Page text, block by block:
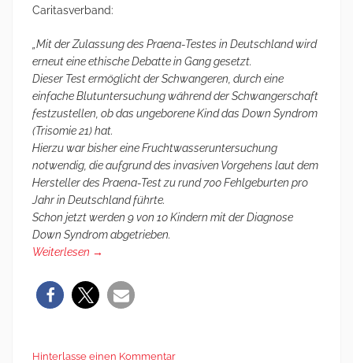
Caritasverband:
„Mit der Zulassung des Praena-Testes in Deutschland wird
erneut eine ethische Debatte in Gang gesetzt.
Dieser Test ermöglicht der Schwangeren, durch eine
einfache Blutuntersuchung während der Schwangerschaft
festzustellen, ob das ungeborene Kind das Down Syndrom
(Trisomie 21) hat.
Hierzu war bisher eine Fruchtwasseruntersuchung
notwendig, die aufgrund des invasiven Vorgehens laut dem
Hersteller des Praena-Test zu rund 700 Fehlgeburten pro
Jahr in Deutschland führte.
Schon jetzt werden 9 von 10 Kindern mit der Diagnose
Down Syndrom abgetrieben.
Weiterlesen →
Hinterlasse einen Kommentar